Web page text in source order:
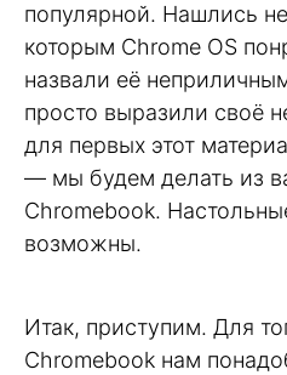
популярной. Нашлись
которым Chrome OS
назвали её
просто выразили своё
для первых этот
— мы будем делать из
Chromebook.
возможны.
Итак, приступим. Для
Chromebook нам